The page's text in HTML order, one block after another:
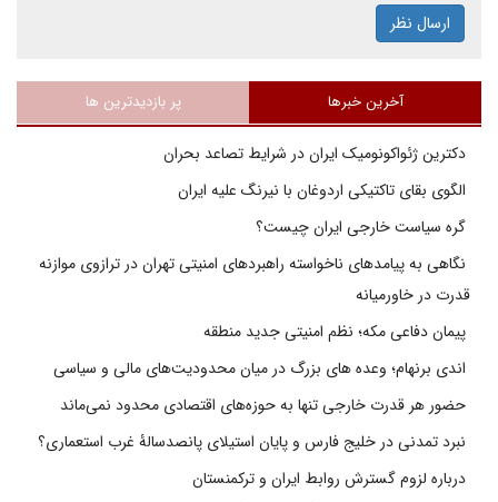
ارسال نظر
آخرین خبرها پر بازدیدترین ها
دکترین ژئواکونومیک ایران در شرایط تصاعد بحران
الگوی بقای تاکتیکی اردوغان با نیرنگ علیه ایران
گره سیاست خارجی ایران چیست؟
نگاهی به پیامدهای ناخواسته راهبردهای امنیتی تهران در ترازوی موازنه
قدرت در خاورمیانه
پیمان دفاعی مکه؛ نظم امنیتی جدید منطقه
اندی برنهام؛ وعده های بزرگ در میان محدودیت‌های مالی و سیاسی
حضور هر قدرت خارجی تنها به حوزه‌های اقتصادی محدود نمی‌ماند
نبرد تمدنی در خلیج فارس و پایان استیلای پانصدسالۀ غرب استعماری؟
درباره لزوم گسترش روابط ایران و ترکمنستان